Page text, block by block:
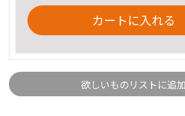
カートに入れる
欲しいものリストに追加